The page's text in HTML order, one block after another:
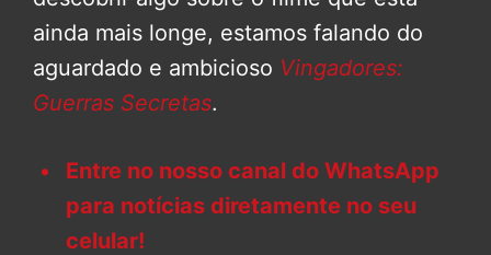
ainda mais longe, estamos falando do
aguardado e ambicioso Vingadores:
Guerras Secretas.
Entre no nosso canal do WhatsApp
para notícias diretamente no seu
celular!